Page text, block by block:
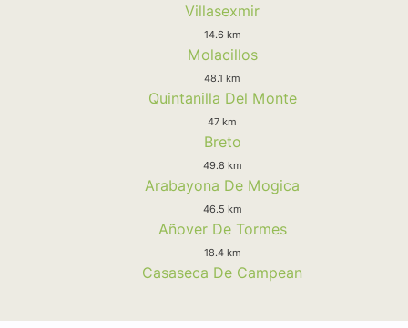
Villasexmir
14.6 km
Molacillos
48.1 km
Quintanilla Del Monte
47 km
Breto
49.8 km
Arabayona De Mogica
46.5 km
Añover De Tormes
18.4 km
Casaseca De Campean